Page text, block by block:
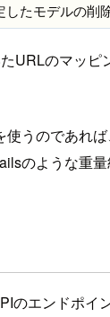
したモデルの削
URLのマッ
うのであれば
のような重
のエンドポ